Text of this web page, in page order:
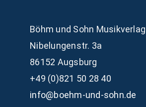
Böhm und Sohn
Nibelungenstr. 3a
86152 Augsburg
+49 (0)821 50 28 40
info@boehm-und-sohn.de